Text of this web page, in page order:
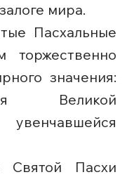
мира.
Пасхальные
значения:
Великой
Святой Пасхи